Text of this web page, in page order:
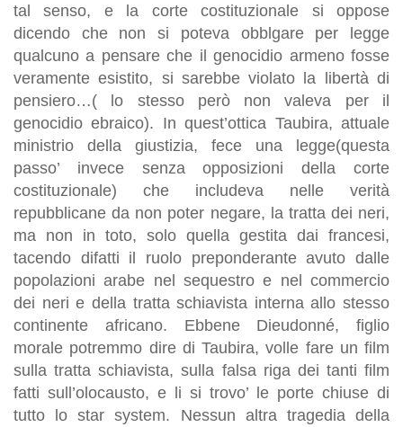
tal senso, e la corte costituzionale si oppose
dicendo che non si poteva obblgare per legge
qualcuno a pensare che il genocidio armeno fosse
veramente esistito, si sarebbe violato la libertà di
pensiero…( lo stesso però non valeva per il
genocidio ebraico). In quest’ottica Taubira, attuale
ministrio della giustizia, fece una legge(questa
passo’ invece senza opposizioni della corte
costituzionale) che includeva nelle verità
repubblicane da non poter negare, la tratta dei neri,
ma non in toto, solo quella gestita dai francesi,
tacendo difatti il ruolo preponderante avuto dalle
popolazioni arabe nel sequestro e nel commercio
dei neri e della tratta schiavista interna allo stesso
continente africano. Ebbene Dieudonné, figlio
morale potremmo dire di Taubira, volle fare un film
sulla tratta schiavista, sulla falsa riga dei tanti film
fatti sull’olocausto, e li si trovo’ le porte chiuse di
tutto lo star system. Nessun altra tragedia della